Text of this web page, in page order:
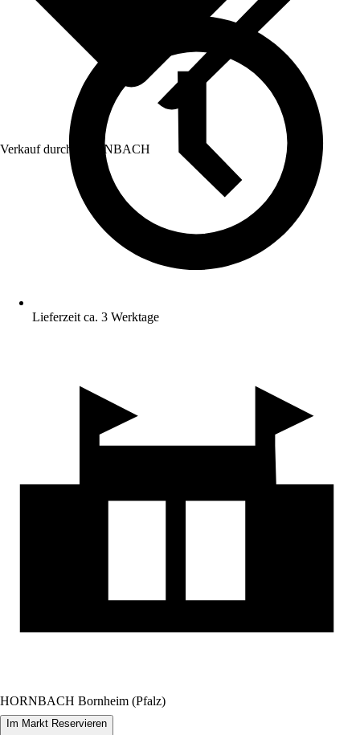
Verkauf durch: HORNBACH
Lieferzeit ca. 3 Werktage
HORNBACH Bornheim (Pfalz)
Im Markt Reservieren